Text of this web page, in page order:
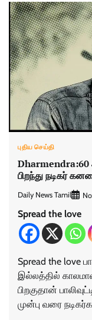
புதிய செய்தி
Dharmendra:60
பிறந்து நடிகர்
Daily News Tamil
Spread the love
Spread the love
இல்லத்தில்
பிறகுதான்
முன்பு வரை